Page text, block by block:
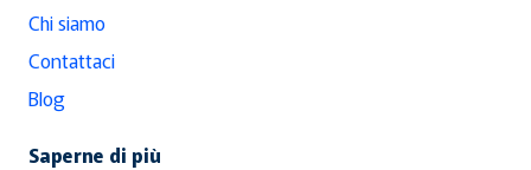
Chi siamo
Contattaci
Blog
Saperne di più